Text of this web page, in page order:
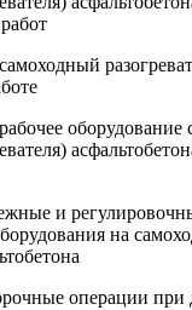
оборудование
и
на
операции при